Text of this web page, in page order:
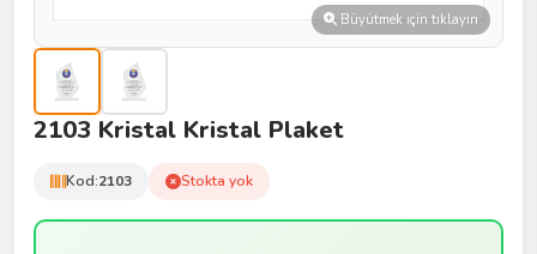
Büyütmek için tıklayın
2103 Kristal Kristal Plaket
Kod:2103 Stokta yok